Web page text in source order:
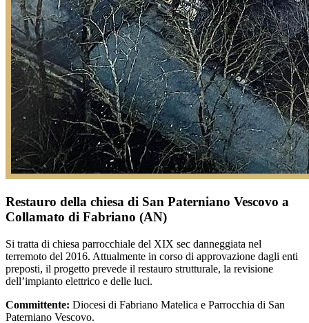
Restauro della chiesa di San Paterniano Vescovo a
Collamato di Fabriano (AN)
Si tratta di chiesa parrocchiale del XIX sec danneggiata nel
terremoto del 2016. Attualmente in corso di approvazione dagli enti
preposti, il progetto prevede il restauro strutturale, la revisione
dell’impianto elettrico e delle luci.
Committente: Diocesi di Fabriano Matelica e Parrocchia di San
Paterniano Vescovo.